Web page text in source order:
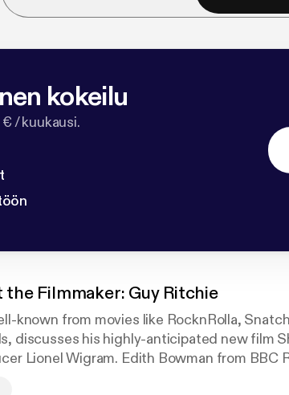
kokeilu
/ kuukausi.
the Filmmaker: Guy Ritchie
known from movies like RocknRolla,
discusses his highly-anticipated new film
Lionel Wigram. Edith Bowman from BBC